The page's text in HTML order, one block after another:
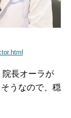
院長オーラが
うなので、穏